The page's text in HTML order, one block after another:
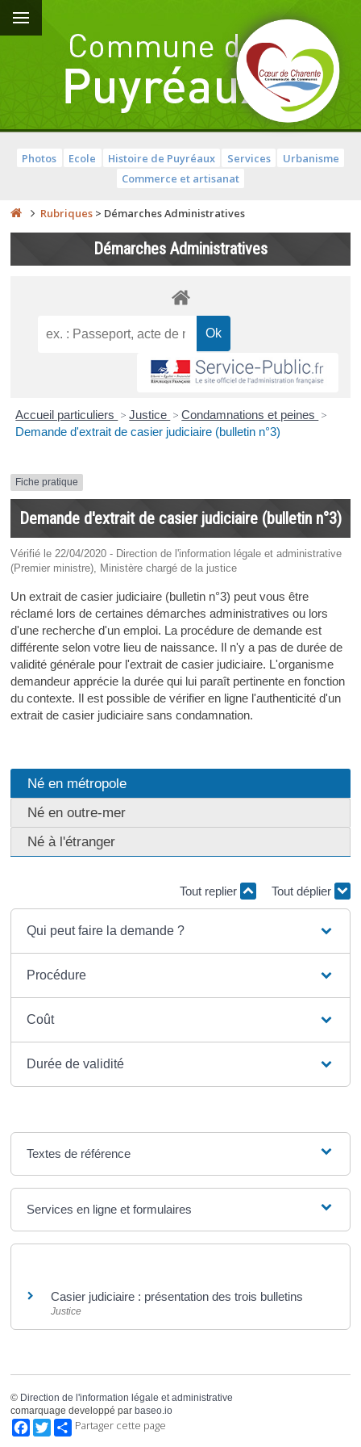
Photos Ecole Histoire de Puyréaux Services
Urbanisme
Commerce et artisanat
Rubriques > Démarches Administratives
Démarches Administratives
Accueil particuliers > Justice > Condamnations et peines >
Demande d'extrait de casier judiciaire (bulletin n°3)
Fiche pratique
Demande d'extrait de casier judiciaire (bulletin n°3)
Vérifié le 22/04/2020 - Direction de l'information légale et administrative
(Premier ministre), Ministère chargé de la justice
Un extrait de casier judiciaire (bulletin n°3) peut vous être
réclamé lors de certaines démarches administratives ou lors
d'une recherche d'un emploi. La procédure de demande est
différente selon votre lieu de naissance. Il n'y a pas de durée de
validité générale pour l'extrait de casier judiciaire. L'organisme
demandeur apprécie la durée qui lui paraît pertinente en fonction
du contexte. Il est possible de vérifier en ligne l'authenticité d'un
extrait de casier judiciaire sans condamnation.
Né en métropole
Né en outre-mer
Né à l'étranger
Tout replier Tout déplier
Qui peut faire la demande ?
Procédure
Coût
Durée de validité
Textes de référence
Services en ligne et formulaires
Casier judiciaire : présentation des trois bulletins
Justice
© Direction de l'information légale et administrative
comarquage developpé par baseo.io
Facebook
TwitterPartager cette page